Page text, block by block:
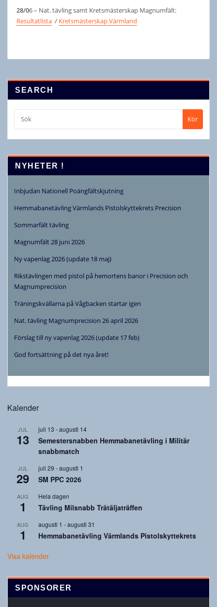
28/06 – Nat. tävling samt Kretsmästerskap Magnumfält:
Resultatlista/ Kretsmästerskap Värmland
SEARCH
Kör
NYHETER !
Inbjudan Nationell Poängfältskjutning
Hemmabanetävling Värmlands Pistolskyttekrets Precision
Sommarfält tävling
Magnumfält 28 juni 2026
Ny vapenlag 2026 (update 18 maj)
Rikstävlingen med pistol på hemortens banor i Precision och
Magnumprecision
Träningskvällarna på Vågbacken startar igen
Nat. tävling Magnumprecision 26 april 2026
Förslag till ny vapenlag 2026 (update 17 feb)
God fortsättning på det nya året!
Kalender
JUL
13
juli 13 -augusti 14
Semestersnabben Hemmabanetävling i Militär
snabbmatch
JUL
29
juli 29 -augusti 1
SM PPC 2026
AUG
1
Hela dagen
Tävling Milsnabb Trätäljaträffen
AUG
1
augusti 1 -augusti 31
Hemmabanetävling Värmlands Pistolskyttekrets
Visa kalender
SPONSORER